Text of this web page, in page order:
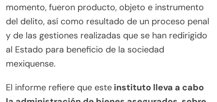
momento, fueron producto, objeto e instrumento
del delito, así como resultado de un proceso penal
y de las gestiones realizadas que se han redirigido
al Estado para beneficio de la sociedad
mexiquense.
El informe refiere que este instituto lleva a cabo